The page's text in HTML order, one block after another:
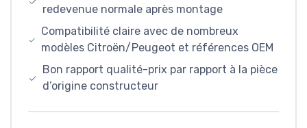
redevenue normale après montage
Compatibilité claire avec de nombreux
modèles Citroën/Peugeot et références OEM
Bon rapport qualité-prix par rapport à la pièce
d’origine constructeur